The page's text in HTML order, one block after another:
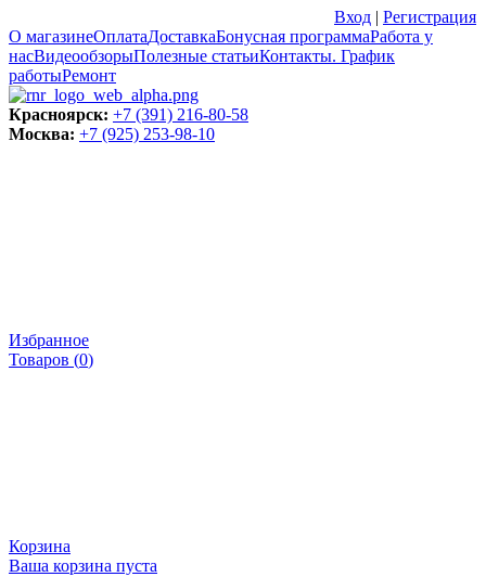
Вход | Регистрация
О магазинеОплатаДоставкаБонусная программаРабота у
насВидеообзорыПолезные статьиКонтакты. График
работыРемонт
Красноярск: +7 (391) 216-80-58
Москва: +7 (925) 253-98-10
Избранное
Товаров (0)
Корзина
Ваша корзина пуста